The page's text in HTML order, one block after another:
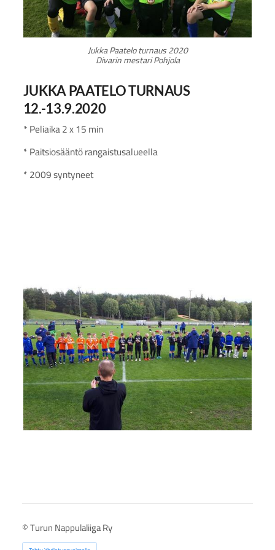
Jukka Paatelo turnaus 2020
Divarin mestari Pohjola
JUKKA PAATELO TURNAUS
12.-13.9.2020
* Peliaika 2 x 15 min
* Paitsiosääntö rangaistusalueella
* 2009 syntyneet
©Turun Nappulaliiga Ry